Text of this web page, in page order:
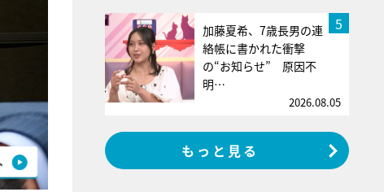
5
加藤夏希、7歳長男の連
絡帳に書かれた衝撃
の“お知らせ” 原因不
明…
2026.08.05
もっと見る